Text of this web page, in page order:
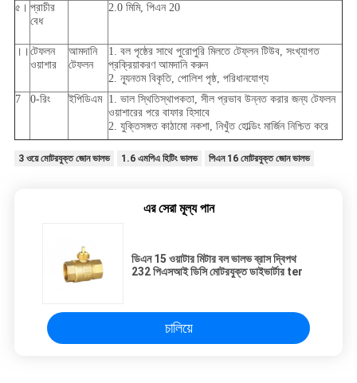
৫। প্রাচীর
বেধ
2.0 মিমি, পিএন 20
।। টেফলন
ওয়াশার
আমদানি
টেফলন
1. বল পৃষ্ঠের সাথে পুরোপুরি মিলতে টেফ্লন টিউব, সংখ্যাগত
প্রক্রিয়াকরণ আমদানি করুন
2. ন্যূনতম বিকৃতি, পোলিশ পৃষ্ঠ, পরিধানযোগ্য
7
0-রিং ইপিডিএম
1. ভাল স্থিতিস্থাপকতা, সীল প্রভাব উন্নত করার জন্য টেফলন
ওয়াশারের পরে বাফার হিসাবে
2. যুক্তিসঙ্গত কাঠামো নকশা, নিখুঁত হোল্ডিং মার্জিন নিশ্চিত করে
3 ওয়ে মোটরযুক্ত জোন ভালভ 1.6 এমপিএ হিটিং ভালভ পিএন 16 মোটরযুক্ত জোন ভালভ
এর সেরা মূল্য পান
ডিএন 15 ওয়াটার মিটার বল ভালভ ব্রাস দ্বিপথ
232 পিএসআই ডিসি মোটরযুক্ত ডাইভার্টার ter
চালিয়ে